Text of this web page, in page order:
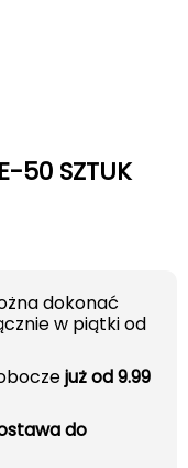
50 SZTUK
dokonać
w piątki od
już od 9.99
do